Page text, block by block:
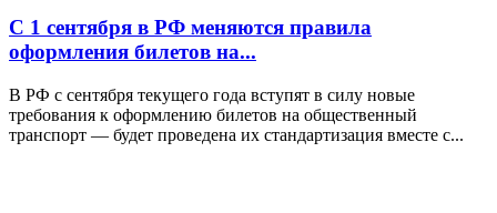
С 1 сентября в РФ меняются правила
оформления билетов на...
В РФ с сентября текущего года вступят в силу новые
требования к оформлению билетов на общественный
транспорт — будет проведена их стандартизация вместе с...